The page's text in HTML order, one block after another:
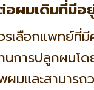
อผมเดิมที่มีอ
เลือกแพทย์ที่มี
การปลูกผมโด
ผมและสามารถ